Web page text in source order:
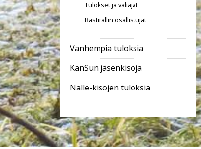
Tulokset ja väliajat
Rastirallin osallistujat
Vanhempia tuloksia
KanSun jäsenkisoja
Nalle-kisojen tuloksia